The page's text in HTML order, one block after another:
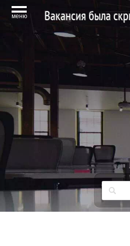
меню Вакансия была